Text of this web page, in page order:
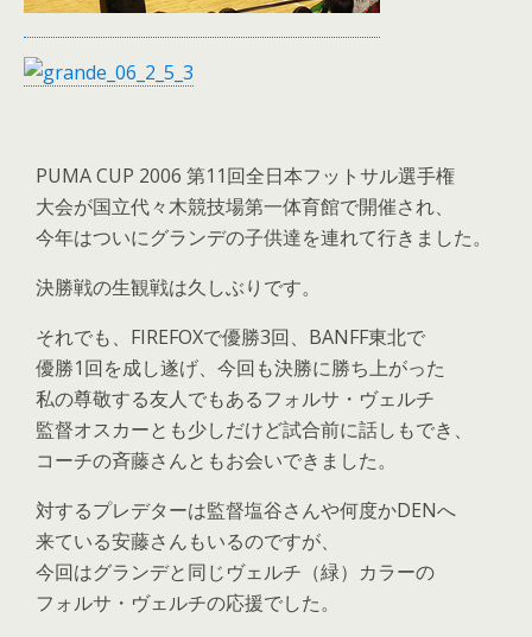
PUMA CUP 2006 第11回全日本フットサル選手権
大会が国立代々木競技場第一体育館で開催され、
今年はついにグランデの子供達を連れて行きました。
決勝戦の生観戦は久しぶりです。
それでも、FIREFOXで優勝3回、BANFF東北で
優勝1回を成し遂げ、今回も決勝に勝ち上がった
私の尊敬する友人でもあるフォルサ・ヴェルチ
監督オスカーとも少しだけど試合前に話しもでき、
コーチの斉藤さんともお会いできました。
対するプレデターは監督塩谷さんや何度かDENへ
来ている安藤さんもいるのですが、
今回はグランデと同じヴェルチ（緑）カラーの
フォルサ・ヴェルチの応援でした。